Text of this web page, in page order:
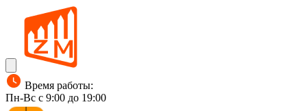
Время работы:
Пн-Вс с 9:00 до 19:00